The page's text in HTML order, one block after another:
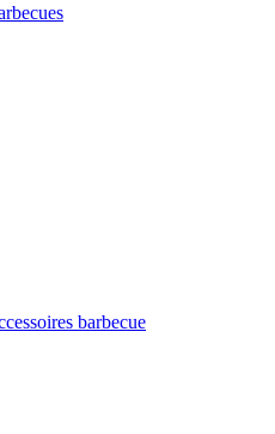
barbecue